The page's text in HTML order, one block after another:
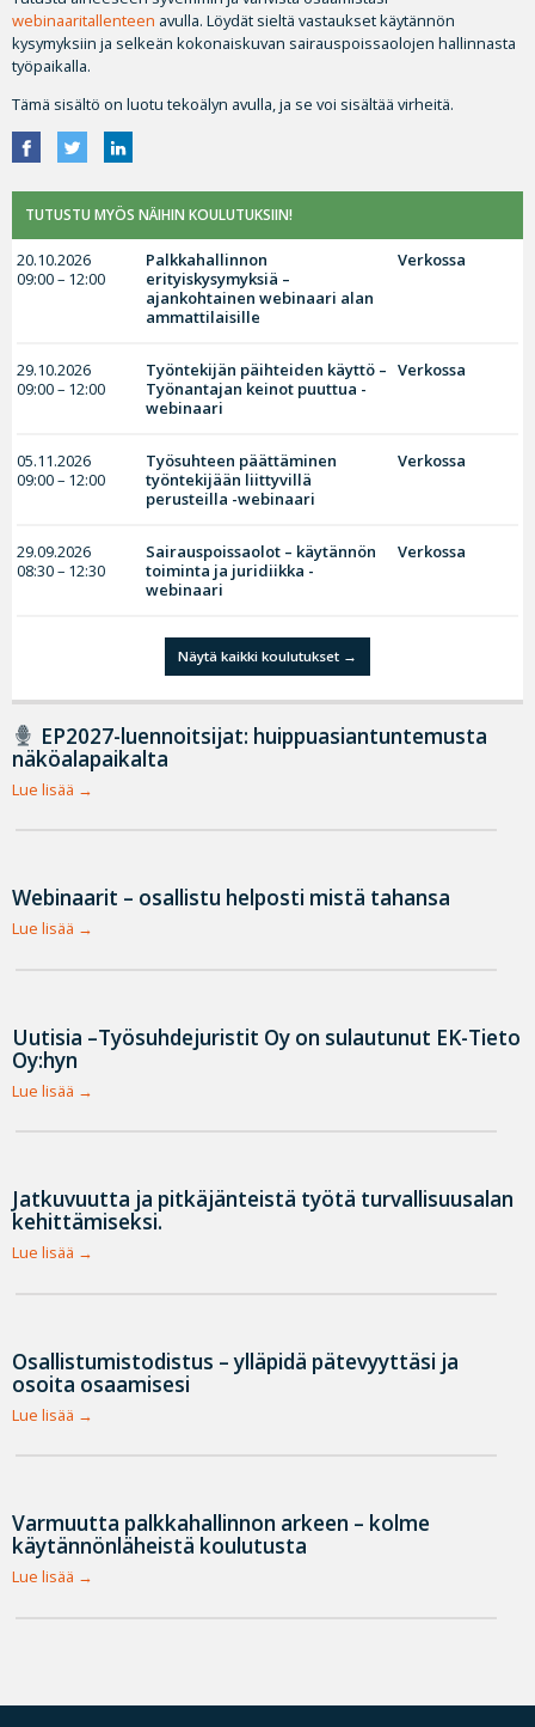
webinaaritallenteen avulla. Löydät sieltä vastaukset käytännön
kysymyksiin ja selkeän kokonaiskuvan sairauspoissaolojen hallinnasta
työpaikalla.
Tämä sisältö on luotu tekoälyn avulla, ja se voi sisältää virheitä.
TUTUSTU MYÖS NÄIHIN KOULUTUKSIIN!
20.10.2026
09:00 – 12:00
Palkkahallinnon
erityiskysymyksiä –
ajankohtainen webinaari alan
ammattilaisille
Verkossa
29.10.2026
09:00 – 12:00
Työntekijän päihteiden käyttö –
Työnantajan keinot puuttua -
webinaari
Verkossa
05.11.2026
09:00 – 12:00
Työsuhteen päättäminen
työntekijään liittyvillä
perusteilla -webinaari
Verkossa
29.09.2026
08:30 – 12:30
Sairauspoissaolot – käytännön
toiminta ja juridiikka -
webinaari
Verkossa
Näytä kaikki koulutukset
EP2027-luennoitsijat: huippuasiantuntemusta
näköalapaikalta
Lue lisää
Webinaarit – osallistu helposti mistä tahansa
Lue lisää
Uutisia –Työsuhdejuristit Oy on sulautunut EK-Tieto
Oy:hyn
Lue lisää
Jatkuvuutta ja pitkäjänteistä työtä turvallisuusalan
kehittämiseksi.
Lue lisää
Osallistumistodistus – ylläpidä pätevyyttäsi ja
osoita osaamisesi
Lue lisää
Varmuutta palkkahallinnon arkeen – kolme
käytännönläheistä koulutusta
Lue lisää